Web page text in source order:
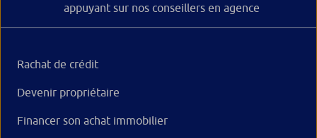
appuyant sur nos conseillers en agence
Rachat de crédit
Devenir propriétaire
Financer son achat immobilier